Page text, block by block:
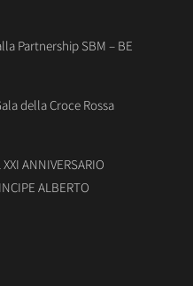
Partnership SBM – BE
della Croce Rossa
ANNIVERSARIO
ALBERTO